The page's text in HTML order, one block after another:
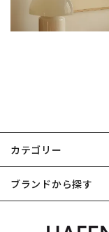
カテゴリー
ブランドから探す